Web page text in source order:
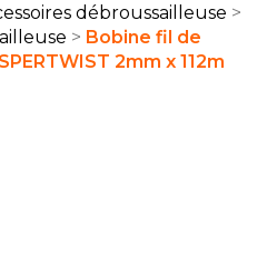
débroussailleuse
Bobine fil de
2mm x 112m